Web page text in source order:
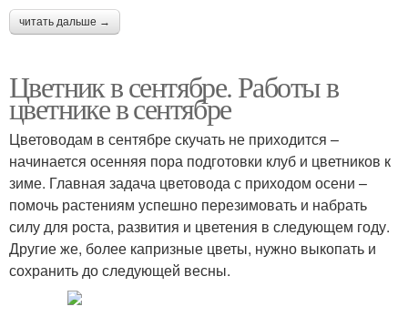
читать дальше →
Цветник в сентябре. Работы в
цветнике в сентябре
Цветоводам в сентябре скучать не приходится –
начинается осенняя пора подготовки клуб и цветников к
зиме. Главная задача цветовода с приходом осени –
помочь растениям успешно перезимовать и набрать
силу для роста, развития и цветения в следующем году.
Другие же, более капризные цветы, нужно выкопать и
сохранить до следующей весны.